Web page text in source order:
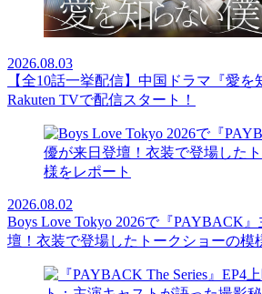
2026.08.03
【全10話一挙配信】中国ドラマ『愛を
Rakuten TVで配信スタート！
2026.08.02
Boys Love Tokyo 2026で『PAYBACK
壇！衣装で登場したトークショーの模